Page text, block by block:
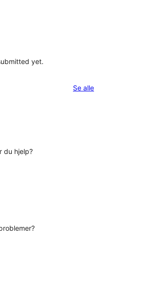
yet.
Se alleomtalene
du hjelp?